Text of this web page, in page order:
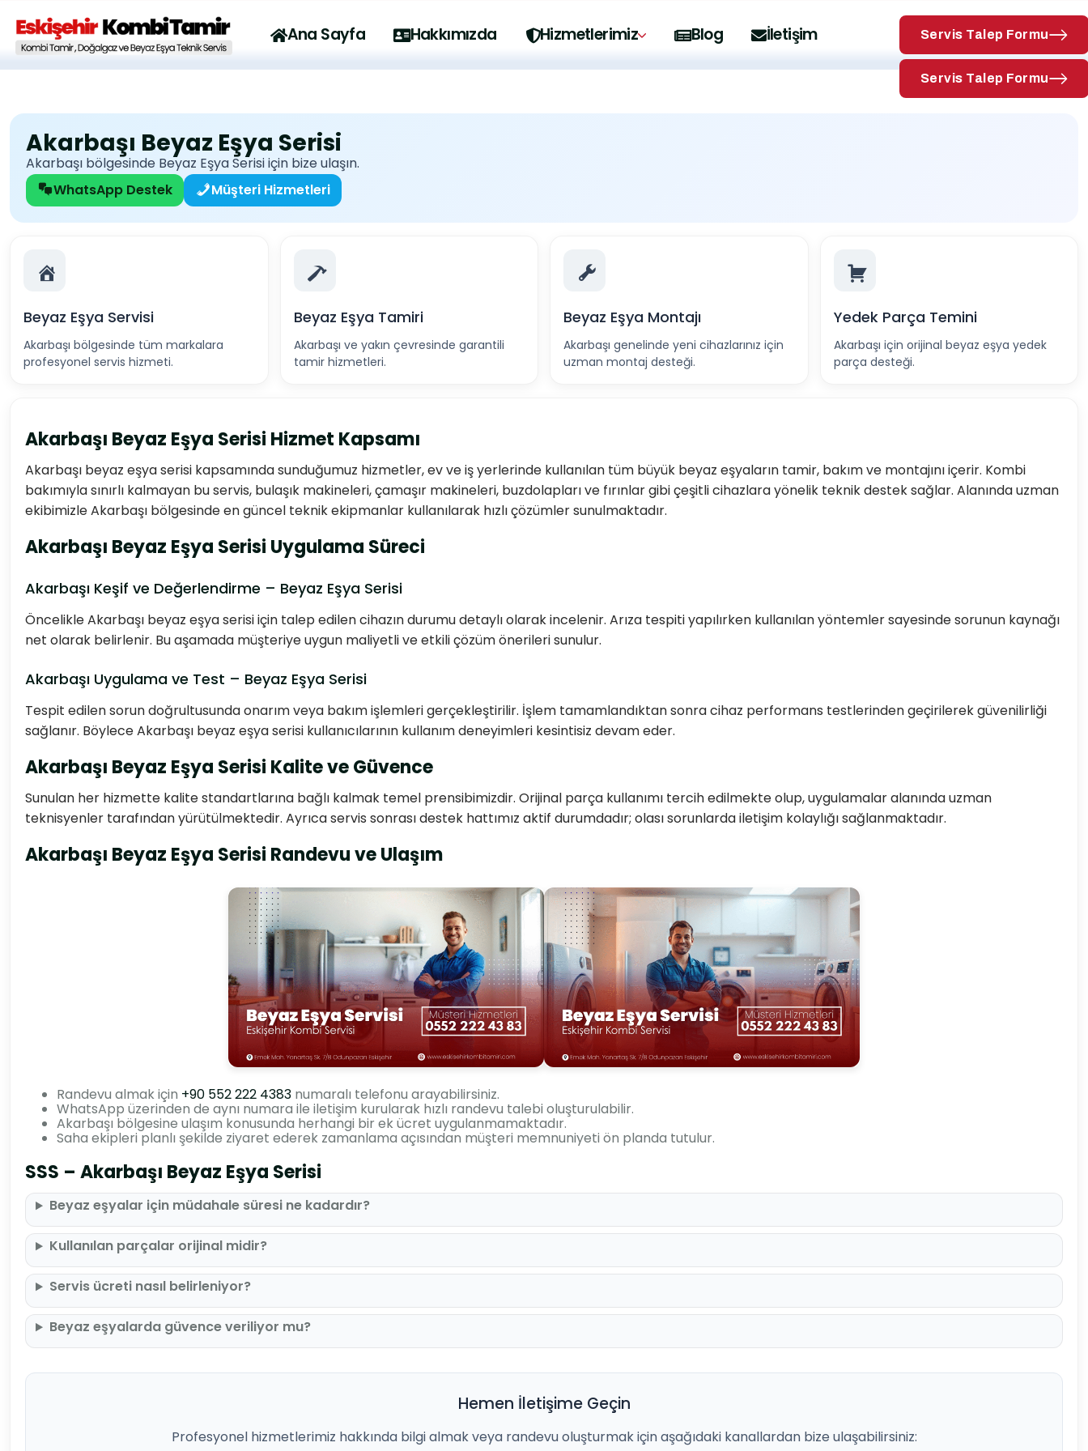
Ana Sayfa Hakkımızda Hizmetlerimiz Blog İletişim Servis Talep Formu
Servis Talep Formu
Akarbaşı Beyaz Eşya Serisi
Akarbaşı bölgesinde Beyaz Eşya Serisi için bize ulaşın.
WhatsApp Destek
Müşteri Hizmetleri
Beyaz Eşya Servisi
Akarbaşı bölgesinde tüm markalara
profesyonel servis hizmeti.
Beyaz Eşya Tamiri
Akarbaşı ve yakın çevresinde garantili
tamir hizmetleri.
Beyaz Eşya Montajı
Akarbaşı genelinde yeni cihazlarınız için
uzman montaj desteği.
Yedek Parça Temini
Akarbaşı için orijinal beyaz eşya yedek
parça desteği.
Akarbaşı Beyaz Eşya Serisi Hizmet Kapsamı
Akarbaşı beyaz eşya serisi kapsamında sunduğumuz hizmetler, ev ve iş yerlerinde kullanılan tüm büyük beyaz eşyaların tamir, bakım ve montajını içerir. Kombi
bakımıyla sınırlı kalmayan bu servis, bulaşık makineleri, çamaşır makineleri, buzdolapları ve fırınlar gibi çeşitli cihazlara yönelik teknik destek sağlar. Alanında uzman
ekibimizle Akarbaşı bölgesinde en güncel teknik ekipmanlar kullanılarak hızlı çözümler sunulmaktadır.
Akarbaşı Beyaz Eşya Serisi Uygulama Süreci
Akarbaşı Keşif ve Değerlendirme – Beyaz Eşya Serisi
Öncelikle Akarbaşı beyaz eşya serisi için talep edilen cihazın durumu detaylı olarak incelenir. Arıza tespiti yapılırken kullanılan yöntemler sayesinde sorunun kaynağı
net olarak belirlenir. Bu aşamada müşteriye uygun maliyetli ve etkili çözüm önerileri sunulur.
Akarbaşı Uygulama ve Test – Beyaz Eşya Serisi
Tespit edilen sorun doğrultusunda onarım veya bakım işlemleri gerçekleştirilir. İşlem tamamlandıktan sonra cihaz performans testlerinden geçirilerek güvenilirliği
sağlanır. Böylece Akarbaşı beyaz eşya serisi kullanıcılarının kullanım deneyimleri kesintisiz devam eder.
Akarbaşı Beyaz Eşya Serisi Kalite ve Güvence
Sunulan her hizmette kalite standartlarına bağlı kalmak temel prensibimizdir. Orijinal parça kullanımı tercih edilmekte olup, uygulamalar alanında uzman
teknisyenler tarafından yürütülmektedir. Ayrıca servis sonrası destek hattımız aktif durumdadır; olası sorunlarda iletişim kolaylığı sağlanmaktadır.
Akarbaşı Beyaz Eşya Serisi Randevu ve Ulaşım
Randevu almak için +90 552 222 4383 numaralı telefonu arayabilirsiniz.
WhatsApp üzerinden de aynı numara ile iletişim kurularak hızlı randevu talebi oluşturulabilir.
Akarbaşı bölgesine ulaşım konusunda herhangi bir ek ücret uygulanmamaktadır.
Saha ekipleri planlı şekilde ziyaret ederek zamanlama açısından müşteri memnuniyeti ön planda tutulur.
SSS – Akarbaşı Beyaz Eşya Serisi
Beyaz eşyalar için müdahale süresi ne kadardır?
Kullanılan parçalar orijinal midir?
Servis ücreti nasıl belirleniyor?
Beyaz eşyalarda güvence veriliyor mu?
Hemen İletişime Geçin
Profesyonel hizmetlerimiz hakkında bilgi almak veya randevu oluşturmak için aşağıdaki kanallardan bize ulaşabilirsiniz: